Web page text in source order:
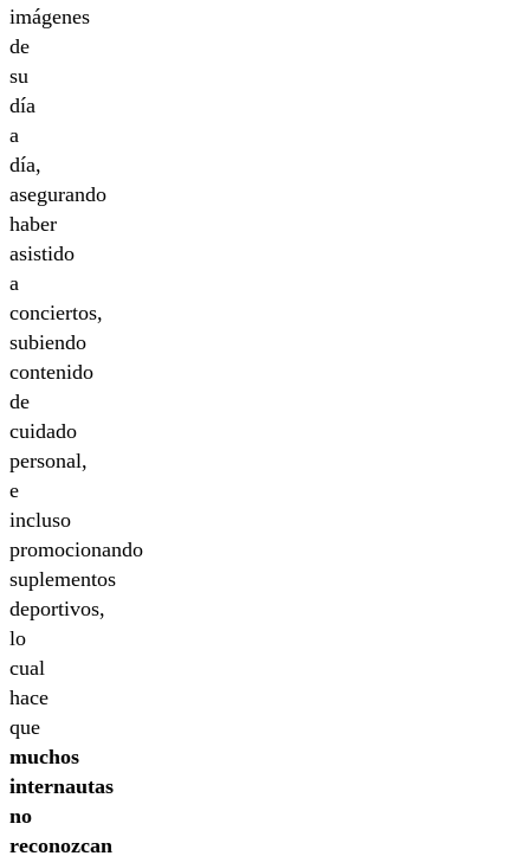
imágenes
de
su
día
a
día,
asegurando
haber
asistido
a
conciertos,
subiendo
contenido
de
cuidado
personal,
e
incluso
promocionando
suplementos
deportivos,
lo
cual
hace
que
muchos
internautas
no
reconozcan